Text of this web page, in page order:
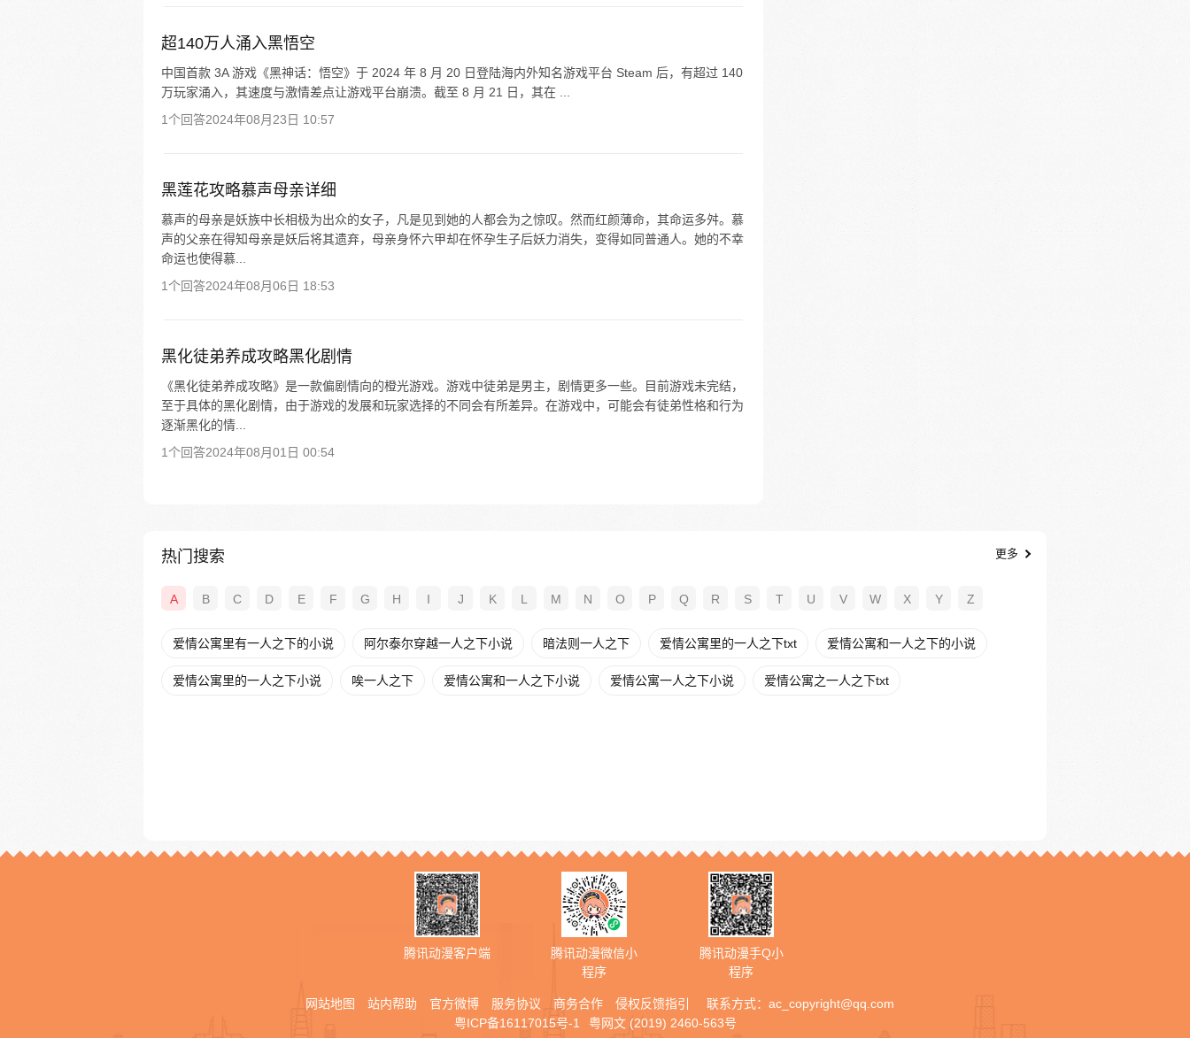
超140万人涌入黑悟空
中国首款 3A 游戏《黑神话：悟空》于 2024 年 8 月 20 日登陆海内外知名游戏平台 Steam 后，有超过 140
万玩家涌入，其速度与激情差点让游戏平台崩溃。截至 8 月 21 日，其在 ...
1个回答2024年08月23日 10:57
黑莲花攻略慕声母亲详细
慕声的母亲是妖族中长相极为出众的女子，凡是见到她的人都会为之惊叹。然而红颜薄命，其命运多舛。慕
声的父亲在得知母亲是妖后将其遗弃，母亲身怀六甲却在怀孕生子后妖力消失，变得如同普通人。她的不幸
命运也使得慕...
1个回答2024年08月06日 18:53
黑化徒弟养成攻略黑化剧情
《黑化徒弟养成攻略》是一款偏剧情向的橙光游戏。游戏中徒弟是男主，剧情更多一些。目前游戏未完结，
至于具体的黑化剧情，由于游戏的发展和玩家选择的不同会有所差异。在游戏中，可能会有徒弟性格和行为
逐渐黑化的情...
1个回答2024年08月01日 00:54
热门搜索 更多
A B C D E F G H I J K L M N O P Q R S T U V W X Y Z
爱情公寓里有一人之下的小说 阿尔泰尔穿越一人之下小说 暗法则一人之下 爱情公寓里的一人之下txt 爱情公寓和一人之下的小说
爱情公寓里的一人之下小说 唉一人之下 爱情公寓和一人之下小说 爱情公寓一人之下小说 爱情公寓之一人之下txt
腾讯动漫客户端
腾讯动漫微信小
程序
腾讯动漫手Q小
程序
网站地图 站内帮助 官方微博 服务协议 商务合作 侵权反馈指引 联系方式： ac_copyright@qq.com
粤ICP备16117015号-1
粤网文 (2019) 2460-563号